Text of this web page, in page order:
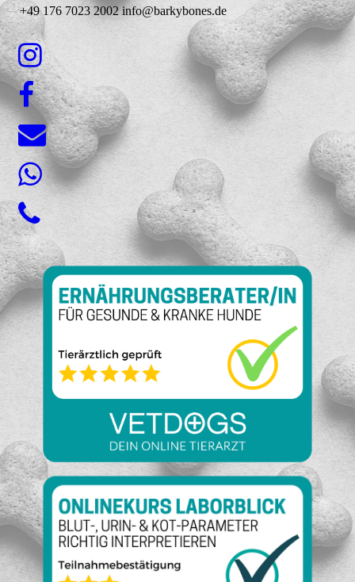
+49 176 7023 2002 info@barkybones.de